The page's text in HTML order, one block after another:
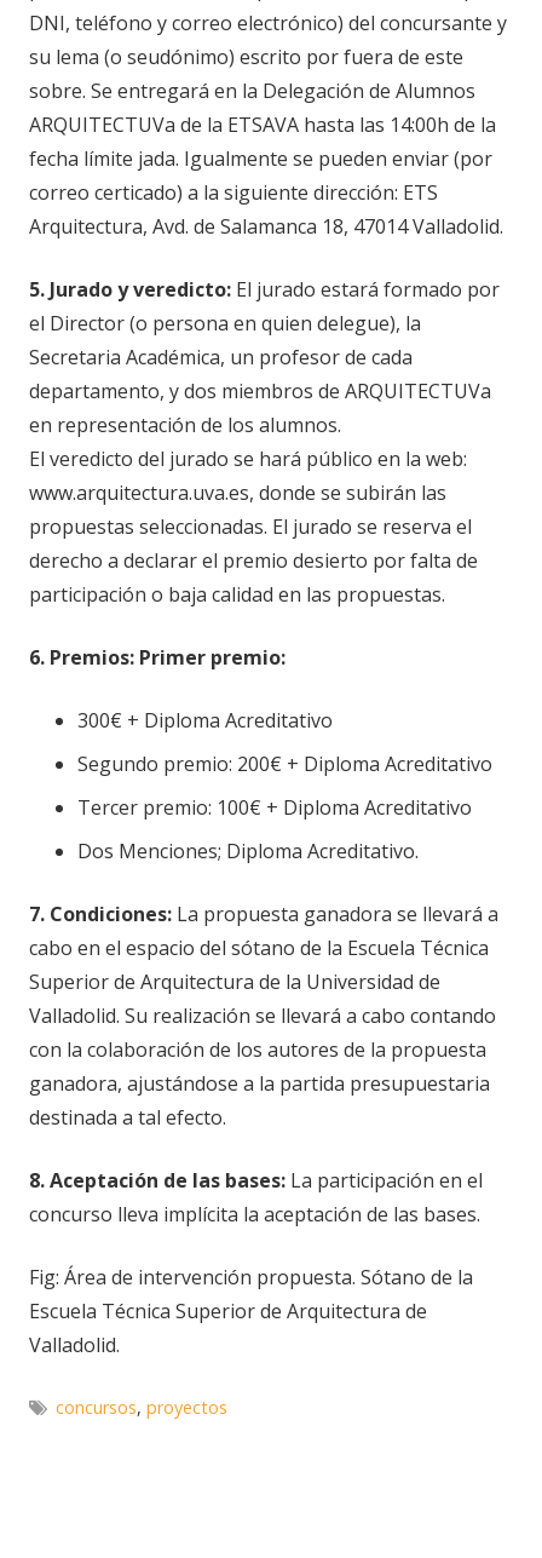
DNI, teléfono y correo electrónico) del concursante y
su lema (o seudónimo) escrito por fuera de este
sobre. Se entregará en la Delegación de Alumnos
ARQUITECTUVa de la ETSAVA hasta las 14:00h de la
fecha límite jada. Igualmente se pueden enviar (por
correo certicado) a la siguiente dirección: ETS
Arquitectura, Avd. de Salamanca 18, 47014 Valladolid.
5. Jurado y veredicto: El jurado estará formado por
el Director (o persona en quien delegue), la
Secretaria Académica, un profesor de cada
departamento, y dos miembros de ARQUITECTUVa
en representación de los alumnos.
El veredicto del jurado se hará público en la web:
www.arquitectura.uva.es, donde se subirán las
propuestas seleccionadas. El jurado se reserva el
derecho a declarar el premio desierto por falta de
participación o baja calidad en las propuestas.
6. Premios: Primer premio:
300€ + Diploma Acreditativo
Segundo premio: 200€ + Diploma Acreditativo
Tercer premio: 100€ + Diploma Acreditativo
Dos Menciones; Diploma Acreditativo.
7. Condiciones: La propuesta ganadora se llevará a
cabo en el espacio del sótano de la Escuela Técnica
Superior de Arquitectura de la Universidad de
Valladolid. Su realización se llevará a cabo contando
con la colaboración de los autores de la propuesta
ganadora, ajustándose a la partida presupuestaria
destinada a tal efecto.
8. Aceptación de las bases: La participación en el
concurso lleva implícita la aceptación de las bases.
Fig: Área de intervención propuesta. Sótano de la
Escuela Técnica Superior de Arquitectura de
Valladolid.
concursos,proyectos